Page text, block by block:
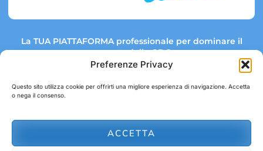
Preferenze Privacy
Questo sito utilizza cookie per offrirti una migliore esperienza di navigazione. Accetta
o nega il consenso.
ACCETTA
La TUA PIATTAFORMA professionale per dominare il
mercato della GDO.
Link rapidi:
abbonamenti@gdodata.it